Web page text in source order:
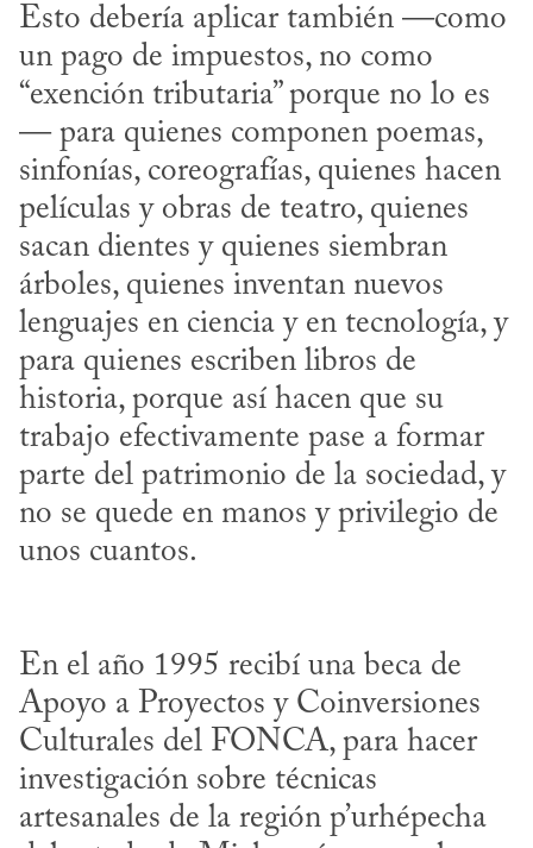
Esto debería aplicar también —como
un pago de impuestos, no como
“exención tributaria” porque no lo es
— para quienes componen poemas,
sinfonías, coreografías, quienes hacen
películas y obras de teatro, quienes
sacan dientes y quienes siembran
árboles, quienes inventan nuevos
lenguajes en ciencia y en tecnología, y
para quienes escriben libros de
historia, porque así hacen que su
trabajo efectivamente pase a formar
parte del patrimonio de la sociedad, y
no se quede en manos y privilegio de
En el año 1995 recibí una beca de
Apoyo a Proyectos y Coinversiones
Culturales del FONCA, para hacer
investigación sobre técnicas
artesanales de la región p’urhépecha